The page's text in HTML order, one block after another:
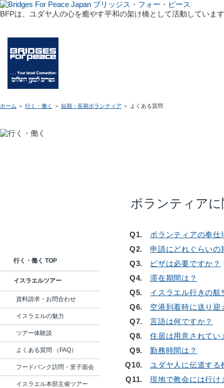
BFPは、ユダヤ人の心を癒やす平和の架け橋として活動しています
ホーム ＞ 行く・働く ＞ 短期・長期ボランティア ＞ よくある質問
ボランティア
Q1.
ボランティアの奉
Q2.
申請にどれぐらい
Q3.
ビザは必要ですか？
Q4.
滞在期間は？
Q5.
イスラエル行きの
Q6.
空港到着時に送り迎
Q7.
言語は何ですか？
Q8.
住居は用意されてい
Q9.
勤務時間は？
Q10.
ユダヤ人に伝道する
Q11.
現地で教会には行け
行く・働く TOP
イスラエルツアー
資料請求・お問合わせ
イスラエルの魅力
ツアー体験談
よくある質問 （FAQ）
フードバンク訪問・里子面会
イスラエル本部主催ツアー